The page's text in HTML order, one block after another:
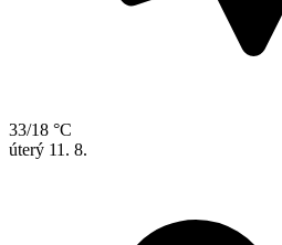
33/18 °C
úterý 11. 8.